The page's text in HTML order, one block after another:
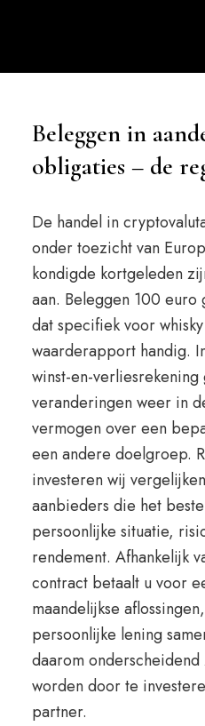
Beleggen in
obligaties – de
De handel in
onder toezicht van
kondigde kortgeleden
aan. Beleggen 100
dat specifiek voor
waarderapport handig.
winst-en-
veranderingen weer in
vermogen over een
een andere doelgroep.
investeren wij
aanbieders die het
persoonlijke situatie,
rendement. Afhankelijk
contract betaalt u voor
maandelijkse
persoonlijke lening
daarom
worden door te
partner.